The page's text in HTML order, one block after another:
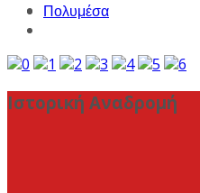
Πολυμέσα
0 1 2 3 4 5 6
Ιστορική Αναδρομή